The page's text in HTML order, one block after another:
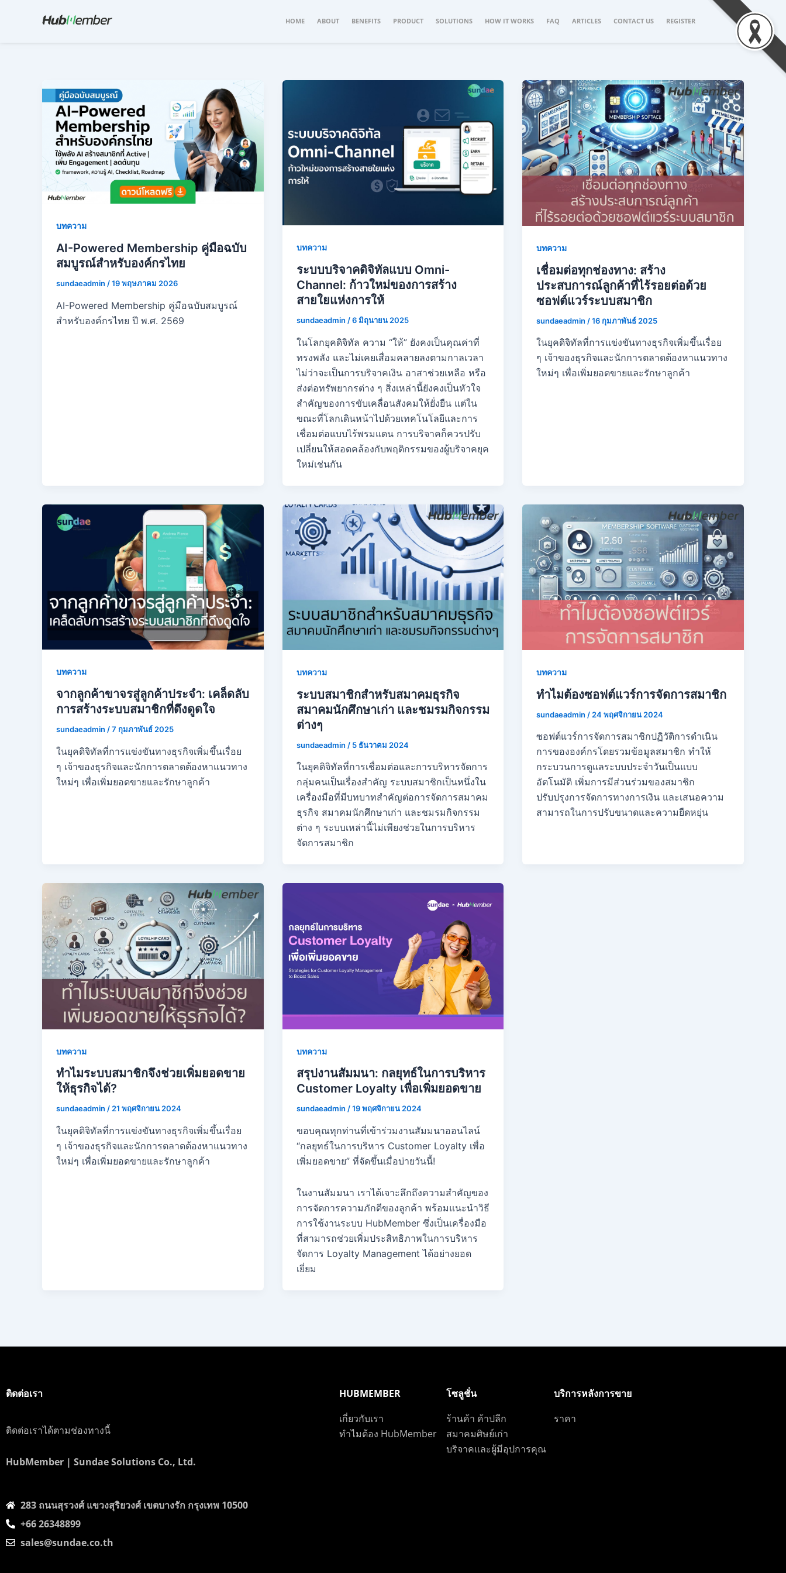
HOME ABOUT BENEFITS PRODUCT SOLUTIONS HOW IT WORKS FAQ ARTICLES CONTACT US REGISTER
บทความ
AI-Powered Membership คู่มือฉบับ
สมบูรณ์สำหรับองค์กรไทย
sundaeadmin /19 พฤษภาคม 2026
AI-Powered Membership คู่มือฉบับสมบูรณ์
สำหรับองค์กรไทย ปี พ.ศ. 2569
บทความ
ระบบบริจาคดิจิทัลแบบ Omni-
Channel: ก้าวใหม่ของการสร้าง
สายใยแห่งการให้
sundaeadmin /6 มิถุนายน 2025
ในโลกยุคดิจิทัล ความ “ให้” ยังคงเป็นคุณค่าที่
ทรงพลัง และไม่เคยเสื่อมคลายลงตามกาลเวลา
ไม่ว่าจะเป็นการบริจาคเงิน อาสาช่วยเหลือ หรือ
ส่งต่อทรัพยากรต่าง ๆ สิ่งเหล่านี้ยังคงเป็นหัวใจ
สำคัญของการขับเคลื่อนสังคมให้ยั่งยืน แต่ใน
ขณะที่โลกเดินหน้าไปด้วยเทคโนโลยีและการ
เชื่อมต่อแบบไร้พรมแดน การบริจาคก็ควรปรับ
เปลี่ยนให้สอดคล้องกับพฤติกรรมของผู้บริจาคยุค
ใหม่เช่นกัน
บทความ
เชื่อมต่อทุกช่องทาง: สร้าง
ประสบการณ์ลูกค้าที่ไร้รอยต่อด้วย
ซอฟต์แวร์ระบบสมาชิก
sundaeadmin /16 กุมภาพันธ์ 2025
ในยุคดิจิทัลที่การแข่งขันทางธุรกิจเพิ่มขึ้นเรื่อย
ๆ เจ้าของธุรกิจและนักการตลาดต้องหาแนวทาง
ใหม่ๆ เพื่อเพิ่มยอดขายและรักษาลูกค้า
บทความ
จากลูกค้าขาจรสู่ลูกค้าประจำ: เคล็ดลับ
การสร้างระบบสมาชิกที่ดึงดูดใจ
sundaeadmin /7 กุมภาพันธ์ 2025
ในยุคดิจิทัลที่การแข่งขันทางธุรกิจเพิ่มขึ้นเรื่อย
ๆ เจ้าของธุรกิจและนักการตลาดต้องหาแนวทาง
ใหม่ๆ เพื่อเพิ่มยอดขายและรักษาลูกค้า
บทความ
ระบบสมาชิกสำหรับสมาคมธุรกิจ
สมาคมนักศึกษาเก่า และชมรมกิจกรรม
ต่างๆ
sundaeadmin / 5 ธันวาคม 2024
ในยุคดิจิทัลที่การเชื่อมต่อและการบริหารจัดการ
กลุ่มคนเป็นเรื่องสำคัญ ระบบสมาชิกเป็นหนึ่งใน
เครื่องมือที่มีบทบาทสำคัญต่อการจัดการสมาคม
ธุรกิจ สมาคมนักศึกษาเก่า และชมรมกิจกรรม
ต่าง ๆ ระบบเหล่านี้ไม่เพียงช่วยในการบริหาร
จัดการสมาชิก
บทความ
ทำไมต้องซอฟต์แวร์การจัดการสมาชิก
sundaeadmin / 24 พฤศจิกายน 2024
ซอฟต์แวร์การจัดการสมาชิกปฏิวัติการดำเนิน
การขององค์กรโดยรวมข้อมูลสมาชิก ทำให้
กระบวนการดูแลระบบประจำวันเป็นแบบ
อัตโนมัติ เพิ่มการมีส่วนร่วมของสมาชิก
ปรับปรุงการจัดการทางการเงิน และเสนอความ
สามารถในการปรับขนาดและความยืดหยุ่น
บทความ
ทำไมระบบสมาชิกจึงช่วยเพิ่มยอดขาย
ให้ธุรกิจได้?
sundaeadmin /21 พฤศจิกายน 2024
ในยุคดิจิทัลที่การแข่งขันทางธุรกิจเพิ่มขึ้นเรื่อย
ๆ เจ้าของธุรกิจและนักการตลาดต้องหาแนวทาง
ใหม่ๆ เพื่อเพิ่มยอดขายและรักษาลูกค้า
บทความ
สรุปงานสัมมนา: กลยุทธ์ในการบริหาร
Customer Loyalty เพื่อเพิ่มยอดขาย
sundaeadmin /19 พฤศจิกายน 2024
ขอบคุณทุกท่านที่เข้าร่วมงานสัมมนาออนไลน์
“กลยุทธ์ในการบริหาร Customer Loyalty เพื่อ
เพิ่มยอดขาย” ที่จัดขึ้นเมื่อบ่ายวันนี้!
ในงานสัมมนา เราได้เจาะลึกถึงความสำคัญของ
การจัดการความภักดีของลูกค้า พร้อมแนะนำวิธี
การใช้งานระบบ HubMember ซึ่งเป็นเครื่องมือ
ที่สามารถช่วยเพิ่มประสิทธิภาพในการบริหาร
จัดการ Loyalty Management ได้อย่างยอด
เยี่ยม
ติดต่อเรา
ติดต่อเราได้ตามช่องทางนี้
HubMember | Sundae Solutions Co., Ltd.
283 ถนนสุรวงศ์​ แขวงสุริยวงศ์​ เขตบางรัก กรุงเทพ 10500
+66 26348899
sales@sundae.co.th
HUBMEMBER
เกี่ยวกับเรา
ทำไมต้อง HubMember
โซลูชั่น
ร้านค้า ค้าปลีก
สมาคมศิษย์เก่า
บริจาคและผู้มีอุปการคุณ
บริการหลังการขาย
ราคา